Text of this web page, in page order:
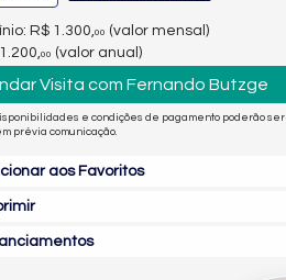
R$ 1.300, 00 (valor mensal)
00 (valor anual)
Visita com Fernando Butzge
e condições de pagamento poderão ser
prévia comunicação.
aos Favoritos